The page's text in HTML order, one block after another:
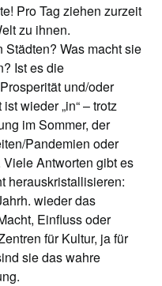
Pro Tag ziehen zurzeit
zu ihnen.
Was macht sie
Ist es die
und/oder
wieder „in“ – trotz
im Sommer, der
Pandemien oder
Antworten gibt es
herauskristallisieren:
wieder das
Einfluss oder
für Kultur, ja für
sie das wahre